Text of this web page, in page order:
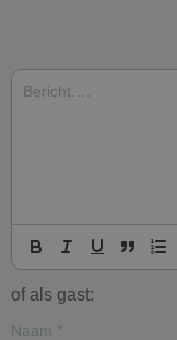
of als gast:
Naam *